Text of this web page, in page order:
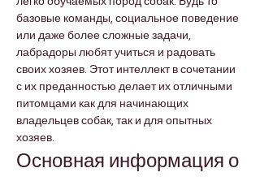
базовые команды, социальное поведение
или даже более сложные задачи,
лабрадоры любят учиться и радовать
своих хозяев. Этот интеллект в сочетании
с их преданностью делает их отличными
питомцами как для начинающих
владельцев собак, так и для опытных
хозяев.
Основная информация о